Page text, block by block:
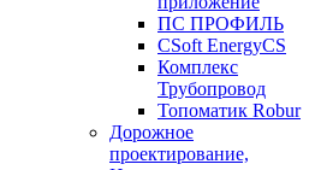
ПС ПРОФИЛЬ
CSoft EnergyCS
Комплекс
Трубопровод
Топоматик Robur
Дорожное
проектирование,